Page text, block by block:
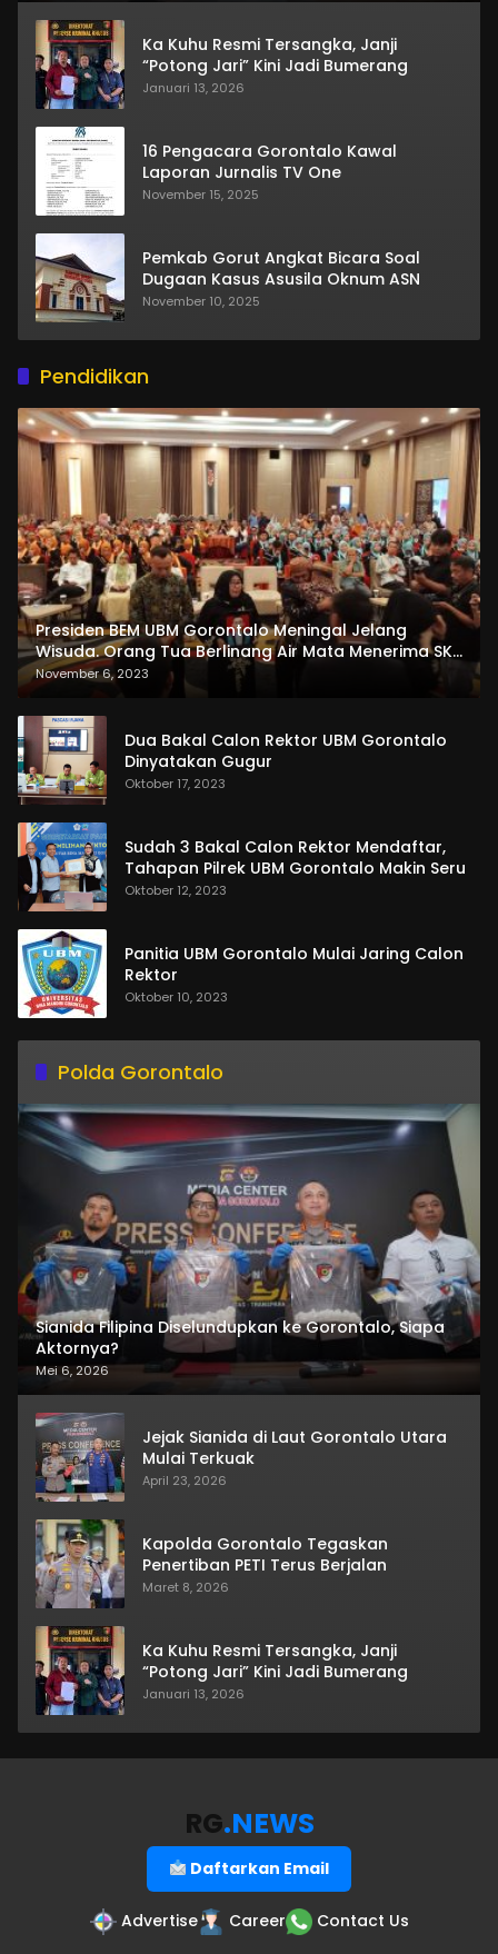
Ka Kuhu Resmi Tersangka, Janji
“Potong Jari” Kini Jadi Bumerang
Januari 13, 2026
16 Pengacara Gorontalo Kawal
Laporan Jurnalis TV One
November 15, 2025
Pemkab Gorut Angkat Bicara Soal
Dugaan Kasus Asusila Oknum ASN
November 10, 2025
Pendidikan
Presiden BEM UBM Gorontalo Meningal Jelang
Wisuda. Orang Tua Berlinang Air Mata Menerima SKL
dan Pemasangan Salempang
November 6, 2023
Dua Bakal Calon Rektor UBM Gorontalo
Dinyatakan Gugur
Oktober 17, 2023
Sudah 3 Bakal Calon Rektor Mendaftar,
Tahapan Pilrek UBM Gorontalo Makin Seru
Oktober 12, 2023
Panitia UBM Gorontalo Mulai Jaring Calon
Rektor
Oktober 10, 2023
Polda Gorontalo
Sianida Filipina Diselundupkan ke Gorontalo, Siapa
Aktornya?
Mei 6, 2026
Jejak Sianida di Laut Gorontalo Utara
Mulai Terkuak
April 23, 2026
Kapolda Gorontalo Tegaskan
Penertiban PETI Terus Berjalan
Maret 8, 2026
Ka Kuhu Resmi Tersangka, Janji
“Potong Jari” Kini Jadi Bumerang
Januari 13, 2026
RG.NEWS
Daftarkan Email
Advertise Career Contact Us